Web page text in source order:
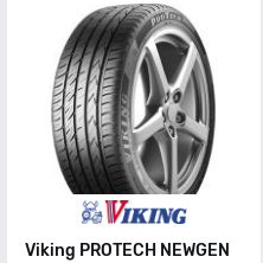
Viking PROTECH NEWGEN